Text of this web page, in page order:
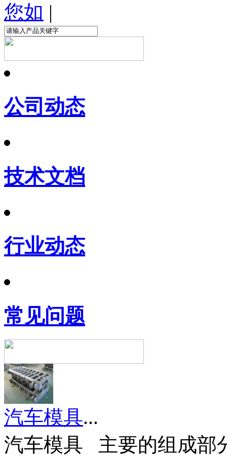
您如 |
公司动态
技术文档
行业动态
常见问题
汽车模具...
汽车模具 主要的组成部